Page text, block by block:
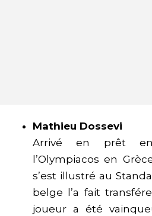
Mathieu Dossevi
Arrivé en prêt
l’Olympiacos en
s’est illustré au
belge l’a fait
joueur a été